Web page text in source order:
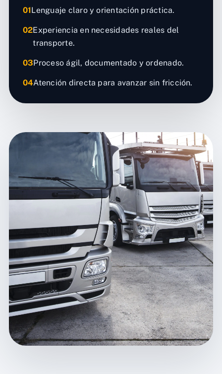
01Lenguaje claro y orientación práctica.
02Experiencia en necesidades reales del
transporte.
03Proceso ágil, documentado y ordenado.
04Atención directa para avanzar sin fricción.